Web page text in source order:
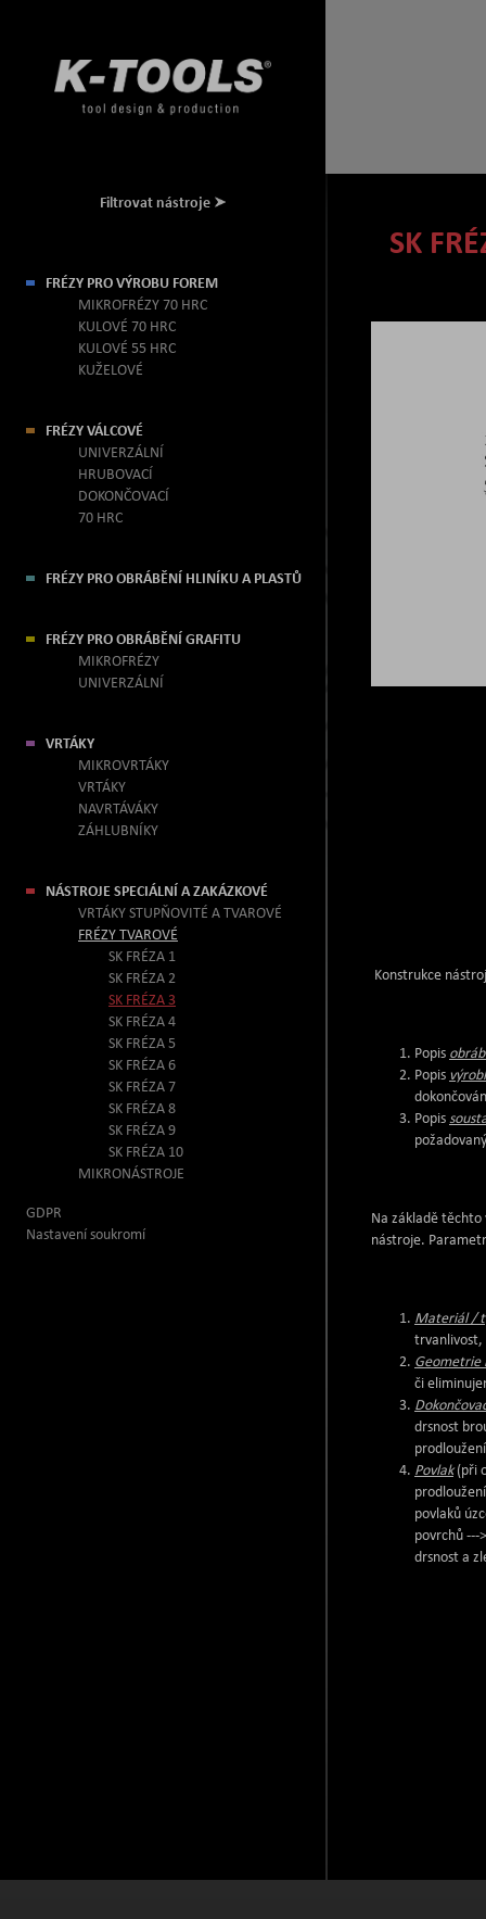
Filtrovat nástroje
FRÉZY PRO VÝROBU FOREM
MIKROFRÉZY 70 HRC
KULOVÉ 70 HRC
KULOVÉ 55 HRC
KUŽELOVÉ
FRÉZY VÁLCOVÉ
UNIVERZÁLNÍ
HRUBOVACÍ
DOKONČOVACÍ
70 HRC
FRÉZY PRO OBRÁBĚNÍ HLINÍKU A PLASTŮ
FRÉZY PRO OBRÁBĚNÍ GRAFITU
MIKROFRÉZY
UNIVERZÁLNÍ
VRTÁKY
MIKROVRTÁKY
VRTÁKY
NAVRTÁVÁKY
ZÁHLUBNÍKY
NÁSTROJE SPECIÁLNÍ A ZAKÁZKOVÉ
VRTÁKY STUPŇOVITÉ A TVAROVÉ
FRÉZY TVAROVÉ
SK FRÉZA 1
SK FRÉZA 2
SK FRÉZA 3
SK FRÉZA 4
SK FRÉZA 5
SK FRÉZA 6
SK FRÉZA 7
SK FRÉZA 8
SK FRÉZA 9
SK FRÉZA 10
MIKRONÁSTROJE
GDPR
Nastavení soukromí
SK
Konstrukce
Popis
Popis
Popis
Na základě
nástroje.
Materiál /
trvanlivost,
Geometrie
či
drsnost
Povlak(při
povlaků
povrchů ---
drsnost a